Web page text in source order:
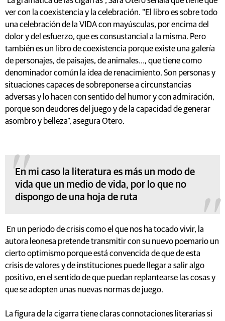
ver con la coexistencia y la celebración. "El libro es sobre todo
una celebración de la VIDA con mayúsculas, por encima del
dolor y del esfuerzo, que es consustancial a la misma. Pero
también es un libro de coexistencia porque existe una galería
de personajes, de paisajes, de animales..., que tiene como
denominador común la idea de renacimiento. Son personas y
situaciones capaces de sobreponerse a circunstancias
adversas y lo hacen con sentido del humor y con admiración,
porque son deudores del juego y de la capacidad de generar
asombro y belleza", asegura Otero.
En mi caso la literatura es más un modo de
vida que un medio de vida, por lo que no
dispongo de una hoja de ruta
En un periodo de crisis como el que nos ha tocado vivir, la
autora leonesa pretende transmitir con su nuevo poemario un
cierto optimismo porque está convencida de que de esta
crisis de valores y de instituciones puede llegar a salir algo
positivo, en el sentido de que puedan replantearse las cosas y
que se adopten unas nuevas normas de juego.
La figura de la cigarra tiene claras connotaciones literarias si